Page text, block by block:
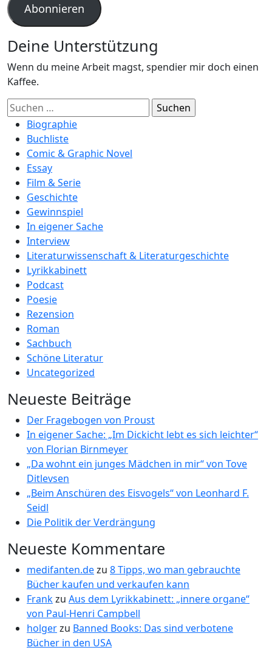
Abonnieren
Deine Unterstützung
Wenn du meine Arbeit magst, spendier mir doch einen
Kaffee.
Suchen
nach:Biographie
Buchliste
Comic & Graphic Novel
Essay
Film & Serie
Geschichte
Gewinnspiel
In eigener Sache
Interview
Literaturwissenschaft & Literaturgeschichte
Lyrikkabinett
Podcast
Poesie
Rezension
Roman
Sachbuch
Schöne Literatur
Uncategorized
Neueste Beiträge
Der Fragebogen von Proust
In eigener Sache: „Im Dickicht lebt es sich leichter“
von Florian Birnmeyer
„Da wohnt ein junges Mädchen in mir“ von Tove
Ditlevsen
„Beim Anschüren des Eisvogels“ von Leonhard F.
Seidl
Die Politik der Verdrängung
Neueste Kommentare
medifanten.dezu 8 Tipps, wo man gebrauchte
Bücher kaufen und verkaufen kann
Frankzu Aus dem Lyrikkabinett: „innere organe“
von Paul-Henri Campbell
holgerzu Banned Books: Das sind verbotene
Bücher in den USA